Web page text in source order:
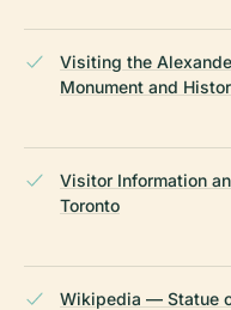
Visiting the
Monument and
Visitor Information
Toronto
Wikipedia — Statue